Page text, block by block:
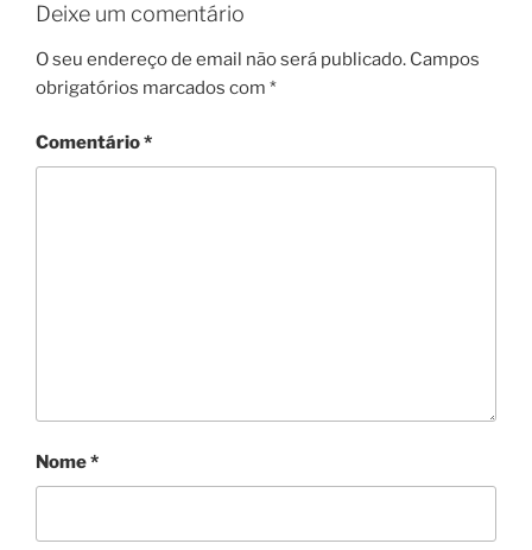
Deixe um comentário
O seu endereço de email não será publicado. Campos
obrigatórios marcados com *
Comentário*
Nome*